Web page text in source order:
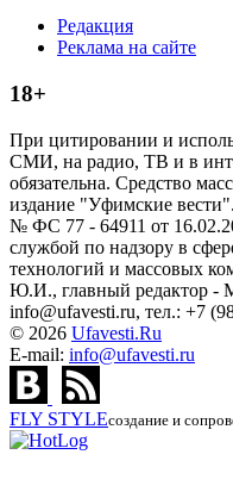
Редакция
Реклама на сайте
18+
При цитировании и
СМИ, на радио, ТВ и в
обязательна. Средство
издание "Уфимские
№ ФС 77 - 64911 от
службой по надзору в
технологий и массовых
Ю.И., главный редактор -
info@ufavesti.ru, тел.: +7
© 2026 Ufavesti.Ru
E-mail: info@ufavesti.ru
FLY STYLEсоздание и